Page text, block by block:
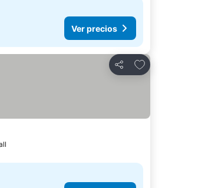
Ver precios
Compartir
Añadir a favoritos